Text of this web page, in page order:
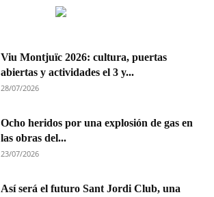
Viu Montjuïc 2026: cultura, puertas
abiertas y actividades el 3 y...
28/07/2026
Ocho heridos por una explosión de gas en
las obras del...
23/07/2026
Así será el futuro Sant Jordi Club, una